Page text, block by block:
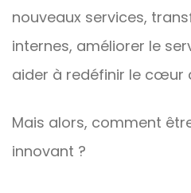
nouveaux services,
internes, améliorer le
aider à redéfinir le cœur
Mais alors, comment
innovant ?